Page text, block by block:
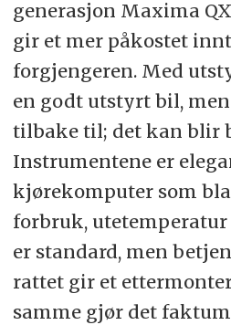
generasjon Maxima
gir et mer påkostet
forgjengeren. Med
en godt utstyrt bil,
tilbake til; det kan blir
Instrumentene er
kjørekomputer som
forbruk,
er standard, men
rattet gir et
samme gjør det